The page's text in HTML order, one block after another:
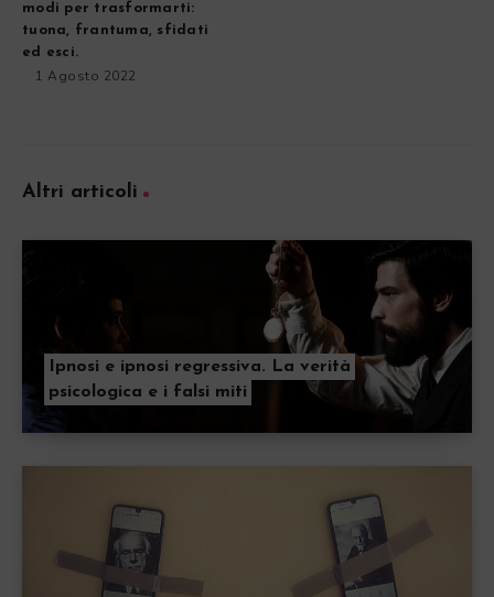
modi per trasformarti:
tuona, frantuma, sfidati
ed esci.
1 Agosto 2022
Altri articoli
Ipnosi e ipnosi regressiva. La verità
psicologica e i falsi miti